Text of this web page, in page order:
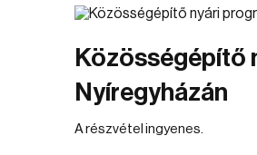
Közösségépítő
Nyíregyházán
A részvétel ingyenes.